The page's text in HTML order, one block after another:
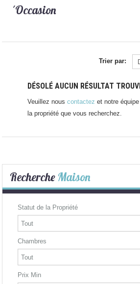
´Occasion
Trier par:
DÉSOLÉ AUCUN RÉSULTAT
Veuillez nous contactez et notre
la propriété que vous recherchez.
Recherche Maison
Statut de la Propriété
Chambres
Prix Min